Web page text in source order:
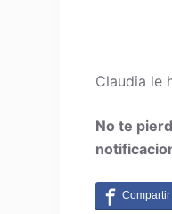
Claudia le
No te